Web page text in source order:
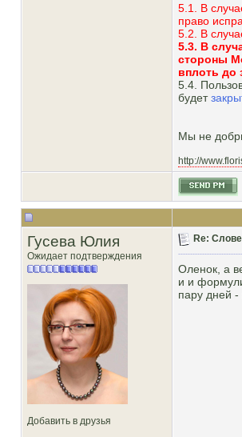
5.1. В
право
5.2. В
5.3. В
стороны
вплоть до
5.4.
будет
Мы не
http://
Гусева Юлия
Ожидает подтверждения
Добавить в друзья
Re:
Оленок, а
и и
пару дней